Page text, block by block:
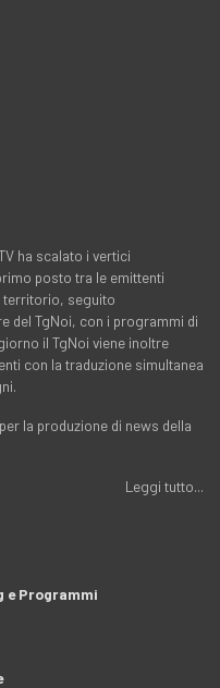
ha scalato i vertici
posto tra le emittenti
territorio, seguito
del TgNoi, con i programmi di
il TgNoi viene inoltre
con la traduzione simultanea
la produzione di news della
Leggi tutto...
e Programmi